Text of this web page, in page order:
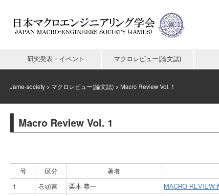
研究発表・イベント マクロレビュー(論文誌)
Jame-society > マクロレビュー(論文誌) > Macro Review Vol. 1
Macro Review Vol. 1
号 区分
著者
1
巻頭言 栗木 恭一 MACRO